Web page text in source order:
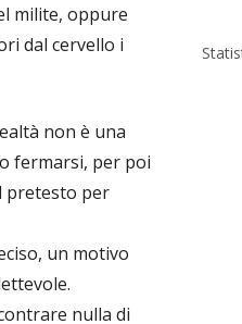
milite, oppure
dal cervello i
non è una
fermarsi, per poi
pretesto per
un motivo
nulla di